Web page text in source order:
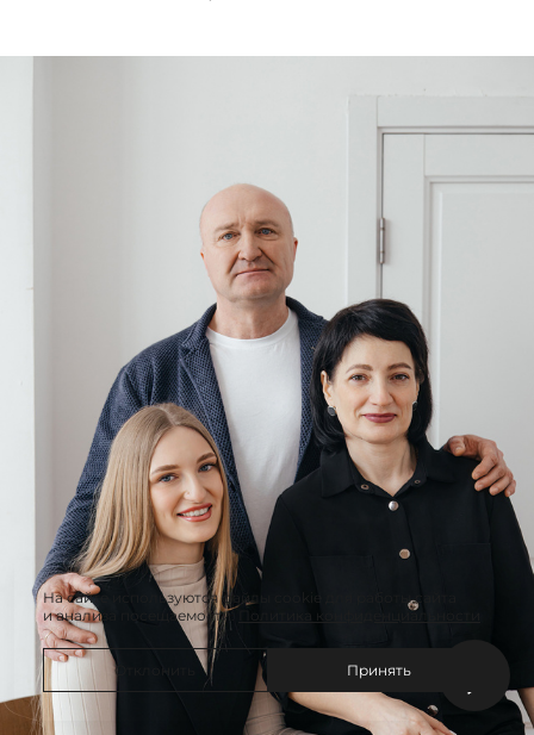
На сайте используются файлы cookie для работы сайта
и анализа посещаемости.
Политика конфиденциальности
Отклонить Принять